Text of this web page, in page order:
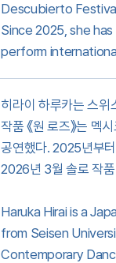
Descubierto
Since 2025, she
perform
히라이 하루카는 스위
작품 《원 로즈》는 멕
공연했다. 2025년부
2026년 3월 솔로 작품
Haruka Hirai is a
from Seisen
Contemporary